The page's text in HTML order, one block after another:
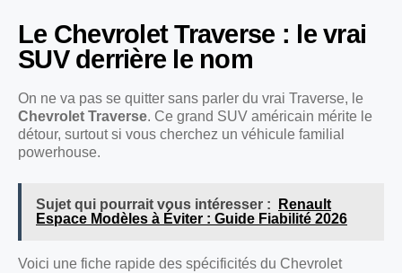
Le Chevrolet Traverse : le vrai
SUV derrière le nom
On ne va pas se quitter sans parler du vrai Traverse, le
Chevrolet Traverse. Ce grand SUV américain mérite le
détour, surtout si vous cherchez un véhicule familial
powerhouse.
Sujet qui pourrait vous intéresser :
Renault
Espace Modèles à Éviter : Guide Fiabilité 2026
Voici une fiche rapide des spécificités du Chevrolet